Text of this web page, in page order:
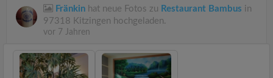
Fränkin hat neue Fotos zu Restaurant Bambus in
97318 Kitzingen hochgeladen.
vor 7 Jahren